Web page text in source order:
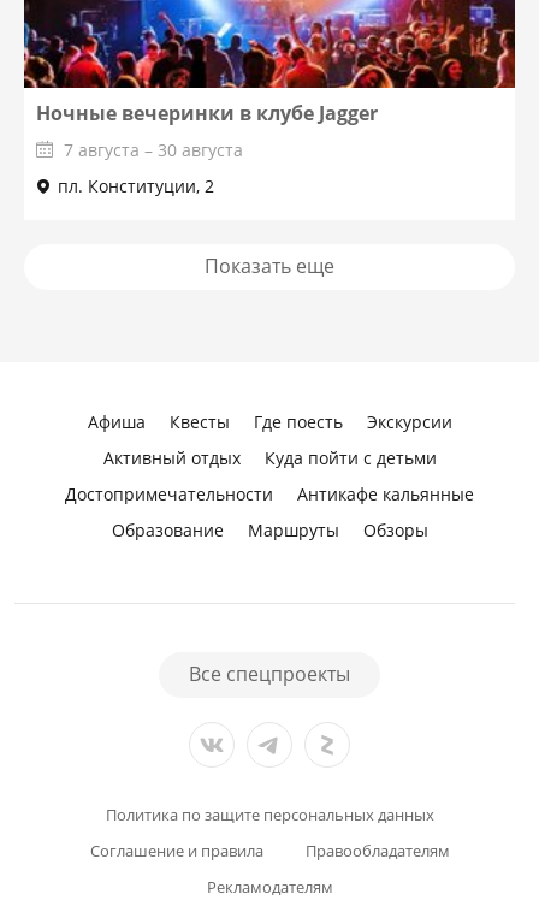
Ночные вечеринки в клубе Jagger
7 августа – 30 августа
пл. Конституции, 2
Показать еще
Афиша Квесты Где поесть
Экскурсии
Активный отдых
Куда пойти с детьми
Достопримечательности
Антикафе кальянные
Образование
Маршруты Обзоры
Все спецпроекты
Политика по защите персональных данных
Соглашение и правила
Правообладателям
Рекламодателям